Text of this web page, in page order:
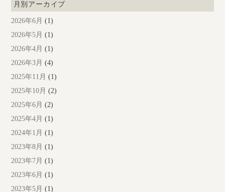
月別アーカイブ
2026年6月 (1)
2026年5月 (1)
2026年4月 (1)
2026年3月 (4)
2025年11月 (1)
2025年10月 (2)
2025年6月 (2)
2025年4月 (1)
2024年1月 (1)
2023年8月 (1)
2023年7月 (1)
2023年6月 (1)
2023年5月 (1)